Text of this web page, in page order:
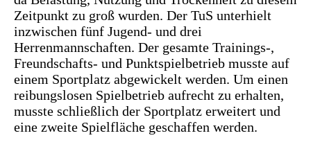
Zeitpunkt zu groß wurden. Der TuS unterhielt
inzwischen fünf Jugend- und drei
Herrenmannschaften. Der gesamte Trainings-,
Freundschafts- und Punktspielbetrieb musste auf
einem Sportplatz abgewickelt werden. Um einen
reibungslosen Spielbetrieb aufrecht zu erhalten,
musste schließlich der Sportplatz erweitert und
eine zweite Spielfläche geschaffen werden.